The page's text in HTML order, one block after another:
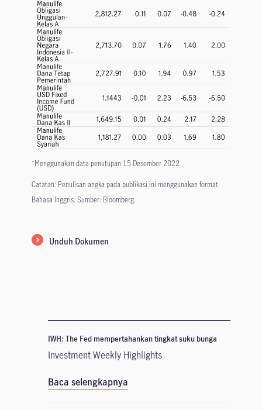
*Menggunakan data penutupan 15 Desember 2022
Catatan: Penulisan angka pada publikasi ini menggunakan format
Bahasa Inggris. Sumber: Bloomberg.
Unduh Dokumen
IWH: The Fed mempertahankan tingkat suku bunga
Investment Weekly Highlights
Baca selengkapnya